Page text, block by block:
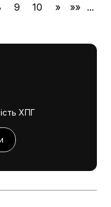
9 10 » »» ...
ХПГ